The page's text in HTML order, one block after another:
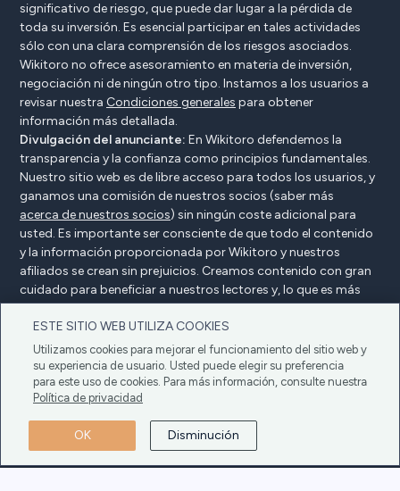
ESTE SITIO WEB UTILIZA COOKIES
Utilizamos cookies para mejorar el funcionamiento del sitio web y
su experiencia de usuario. Usted puede elegir su preferencia
para este uso de cookies. Para más información, consulte nuestra
Política de privacidad
OK Disminución
significativo de riesgo, que puede dar lugar a la pérdida de
toda su inversión. Es esencial participar en tales actividades
sólo con una clara comprensión de los riesgos asociados.
Wikitoro no ofrece asesoramiento en materia de inversión,
negociación ni de ningún otro tipo. Instamos a los usuarios a
revisar nuestra Condiciones generales para obtener
información más detallada.
Divulgación del anunciante: En Wikitoro defendemos la
transparencia y la confianza como principios fundamentales.
Nuestro sitio web es de libre acceso para todos los usuarios, y
ganamos una comisión de nuestros socios (saber más
acerca de nuestros socios) sin ningún coste adicional para
usted. Es importante ser consciente de que todo el contenido
y la información proporcionada por Wikitoro y nuestros
afiliados se crean sin prejuicios. Creamos contenido con gran
cuidado para beneficiar a nuestros lectores y, lo que es más
importante, no está influenciado por ningún acuerdo de
compensación con nuestros socios.
Copyright © 2025 Wikitoro Todos los derechos
Declaración del anunciante